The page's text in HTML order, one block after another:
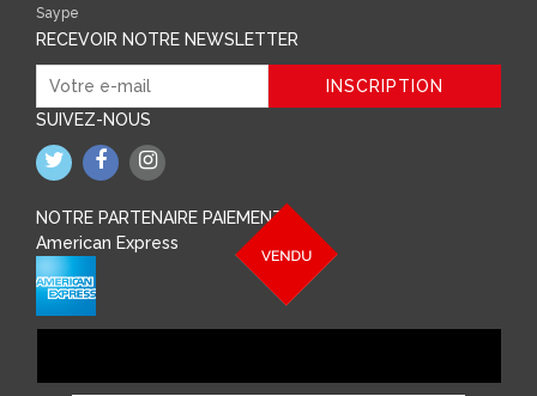
Saype
RECEVOIR NOTRE NEWSLETTER
SUIVEZ-NOUS
NOTRE PARTENAIRE PAIEMENT
American Express